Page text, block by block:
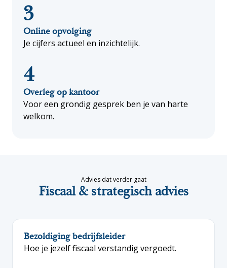
3
Online opvolging
Je cijfers actueel en inzichtelijk.
4
Overleg op kantoor
Voor een grondig gesprek ben je van harte
welkom.
Advies dat verder gaat
Fiscaal & strategisch advies
Bezoldiging bedrijfsleider
Hoe je jezelf fiscaal verstandig vergoedt.